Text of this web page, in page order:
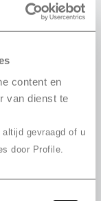
content en
van dienst te
gevraagd of u
door Profile.